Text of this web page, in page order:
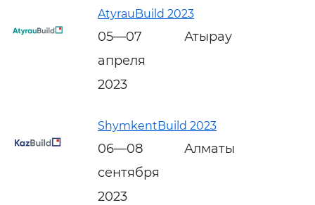
AtyrauBuild 2023
05—07
апреля
2023
Атырау
ShymkentBuild 2023
06—08
сентября
2023
Алматы